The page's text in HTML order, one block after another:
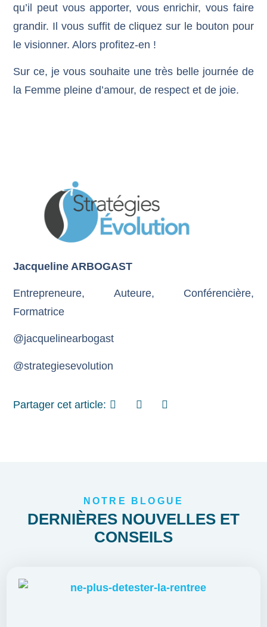
qu’il peut vous apporter, vous enrichir, vous faire
grandir. Il vous suffit de cliquez sur le bouton pour
le visionner. Alors profitez-en !
Sur ce, je vous souhaite une très belle journée de
la Femme pleine d’amour, de respect et de joie.
Jacqueline ARBOGAST
Entrepreneure, Auteure, Conférencière,
Formatrice
@jacquelinearbogast
@strategiesevolution
Partager cet article:
NOTRE BLOGUE
DERNIÈRES NOUVELLES ET
CONSEILS